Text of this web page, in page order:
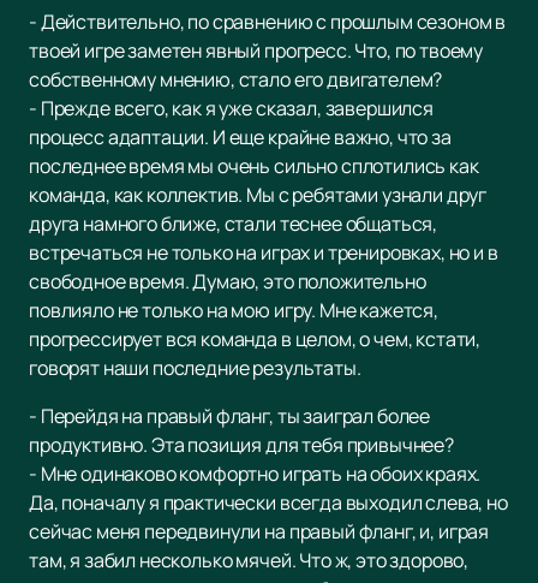
- Действительно, по сравнению с прошлым сезоном в
твоей игре заметен явный прогресс. Что, по твоему
собственному мнению, стало его двигателем?
- Прежде всего, как я уже сказал, завершился
процесс адаптации. И еще крайне важно, что за
последнее время мы очень сильно сплотились как
команда, как коллектив. Мы с ребятами узнали друг
друга намного ближе, стали теснее общаться,
встречаться не только на играх и тренировках, но и в
свободное время. Думаю, это положительно
повлияло не только на мою игру. Мне кажется,
прогрессирует вся команда в целом, о чем, кстати,
говорят наши последние результаты.
- Перейдя на правый фланг, ты заиграл более
продуктивно. Эта позиция для тебя привычнее?
- Мне одинаково комфортно играть на обоих краях.
Да, поначалу я практически всегда выходил слева, но
сейчас меня передвинули на правый фланг, и, играя
там, я забил несколько мячей. Что ж, это здорово,